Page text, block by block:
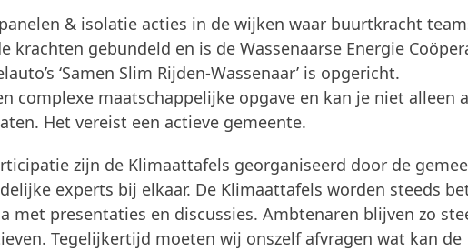
& isolatie acties in de wijken waar buurtkracht
krachten gebundeld en is de Wassenaarse Energie
‘Samen Slim Rijden-Wassenaar’ is opgericht.
complexe maatschappelijke opgave en kan je niet alleen
Het vereist een actieve gemeente.
zijn de Klimaattafels georganiseerd door de
experts bij elkaar. De Klimaattafels worden steeds
met presentaties en discussies. Ambtenaren blijven zo
Tegelijkertijd moeten wij onszelf afvragen wat kan de